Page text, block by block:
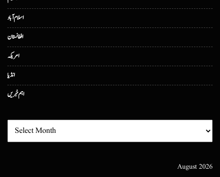
اسلام آباد
افغانستان
امریکہ
انڈیا
اہم خبریں
August 2026